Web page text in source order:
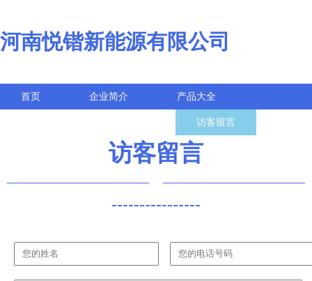
河南悦锴新能源有限公司
首页 企业简介 产品大全
访客留言
访客留言
----------------